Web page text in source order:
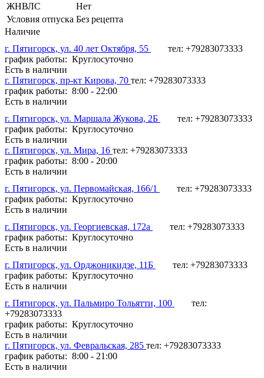
ЖНВЛС
Нет
Условия отпуска Без рецепта
Наличие
г. Пятигорск, ул. 40 лет Октября, 55
тел: +79283073333
график работы: Круглосуточно
Есть в наличии
г. Пятигорск, пр-кт Кирова, 70 тел: +79283073333
график работы: 8:00 - 22:00
Есть в наличии
г. Пятигорск, ул. Маршала Жукова, 2Б
тел: +79283073333
график работы: Круглосуточно
Есть в наличии
г. Пятигорск, ул. Мира, 16 тел: +79283073333
график работы: 8:00 - 20:00
Есть в наличии
г. Пятигорск, ул. Первомайская, 166/1
тел: +79283073333
график работы: Круглосуточно
Есть в наличии
г. Пятигорск, ул. Георгиевская, 172а
тел: +79283073333
график работы: Круглосуточно
Есть в наличии
г. Пятигорск, ул. Орджоникидзе, 11Б
тел: +79283073333
график работы: Круглосуточно
Есть в наличии
г. Пятигорск, ул. Пальмиро Тольятти, 100
тел:
+79283073333
график работы: Круглосуточно
Есть в наличии
г. Пятигорск, ул. Февральская, 285 тел: +79283073333
график работы: 8:00 - 21:00
Есть в наличии